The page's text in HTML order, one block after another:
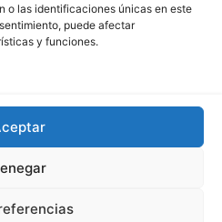
o las identificaciones únicas en este
puede afectar
y funciones.
de Privacidad
Mapa Web